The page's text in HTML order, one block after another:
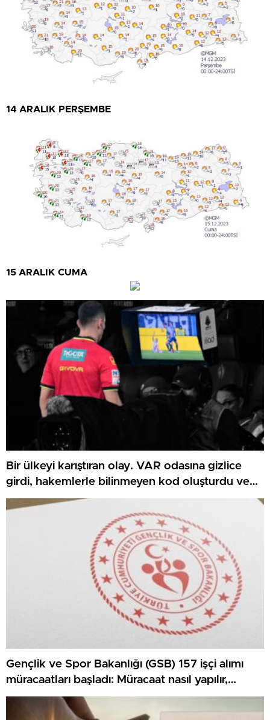
14 ARALIK PERŞEMBE
15 ARALIK CUMA
Bir ülkeyi karıştıran olay. VAR odasına gizlice
girdi, hakemlerle bilinmeyen kod oluşturdu ve
her şey ortaya çıktı
Gençlik ve Spor Bakanlığı (GSB) 157 işçi alımı
müracaatları başladı: Müracaat nasıl yapılır,
kurallar neler?